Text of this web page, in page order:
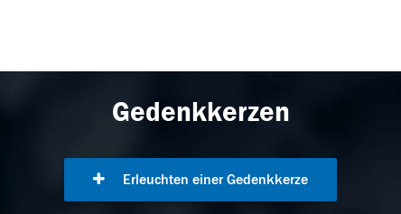
Gedenkkerzen
Erleuchten einer Gedenkkerze